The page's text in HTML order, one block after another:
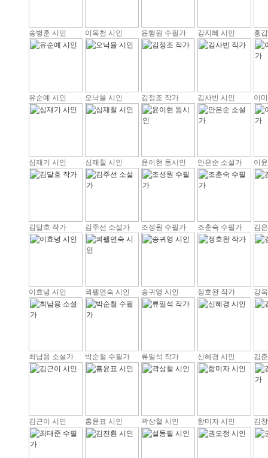
송병훈 시인 이옥천 시인 윤행원 수필가 강지혜 시인 홍
유순예 시인 오낙율 시인 김정조 작가 김사빈 시인 이
심재기 시인 심재칠 시인 윤이현 동시인 안은순 소설가 이
김달호 작가 김주선 소설가 조성원 수필가 조춘숙 수필가 김
이효녕 시인 쾨펠연숙 시인 송귀영 시인 정호완 작가 강
최남용 소설가 박순철 수필가 류일석 작가 신혜경 시인 김
김근이 시인 홍윤표 시인 곽상철 시인 함미자 시인 김